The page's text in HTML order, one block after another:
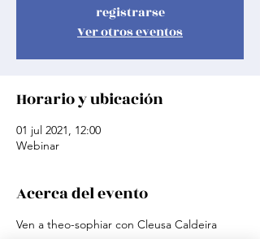
registrarse
Ver otros eventos
Horario y ubicación
01 jul 2021, 12:00
Webinar
Acerca del evento
Ven a theo-sophiar con Cleusa Caldeira